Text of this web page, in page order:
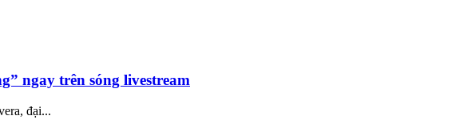
ngay trên sóng livestream
đại...